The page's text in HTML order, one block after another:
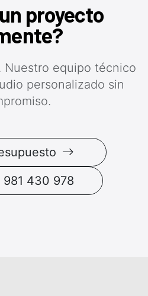
proyecto
Nuestro equipo técnico
personalizado sin
981 430 978